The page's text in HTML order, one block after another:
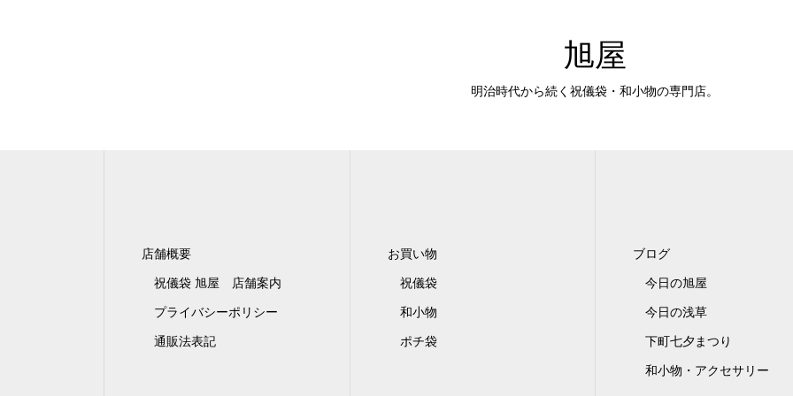
旭屋
明治時代から続く祝儀袋・和小物の専門店。
店舗概要
祝儀袋 旭屋 店舗案内
プライバシーポリシー
通販法表記
お買い物
祝儀袋
和小物
ポチ袋
ブログ
今日の旭屋
今日の浅草
下町七夕まつり
和小物・アクセサリー